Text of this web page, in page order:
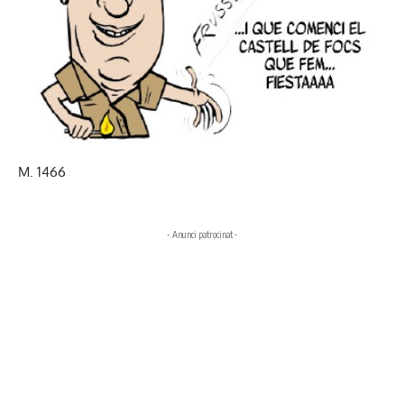
M. 1466
- Anunci patrocinat -